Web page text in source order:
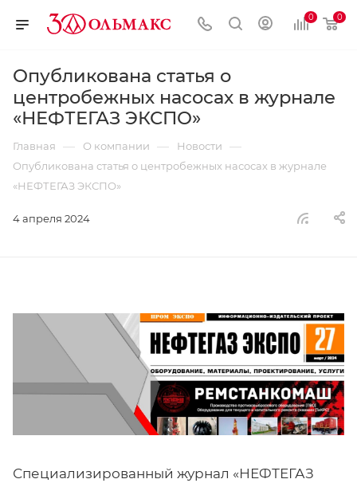
0 0
Опубликована статья о
центробежных насосах в журнале
«НЕФТЕГАЗ ЭКСПО»
Главная — О компании — Новости —
Опубликована статья о центробежных насосах в журнале
«НЕФТЕГАЗ ЭКСПО»
4 апреля 2024
Специализированный журнал «НЕФТЕГАЗ